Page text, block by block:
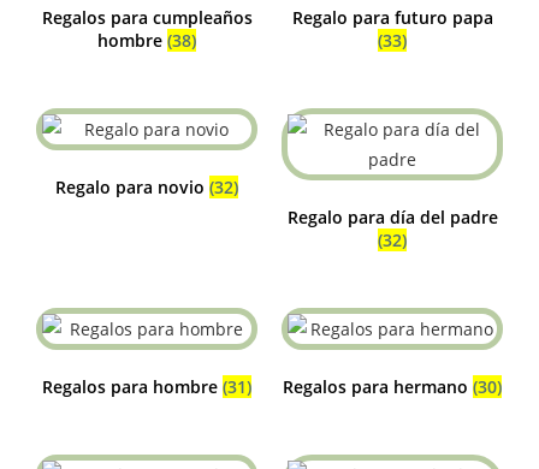
Regalos para cumpleaños
hombre (38)
Regalo para futuro papa
(33)
Regalo para novio (32)
Regalo para día del padre
(32)
Regalos para hombre (31) Regalos para hermano (30)